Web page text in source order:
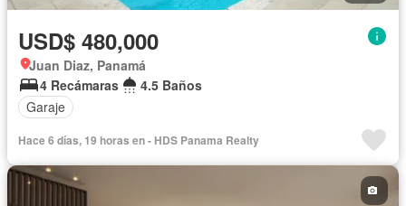
USD$ 480,000
Juan Diaz, Panamá
4 Recámaras
4.5 Baños
Garaje
Hace 6 días, 19 horas en - HDS Panama Realty